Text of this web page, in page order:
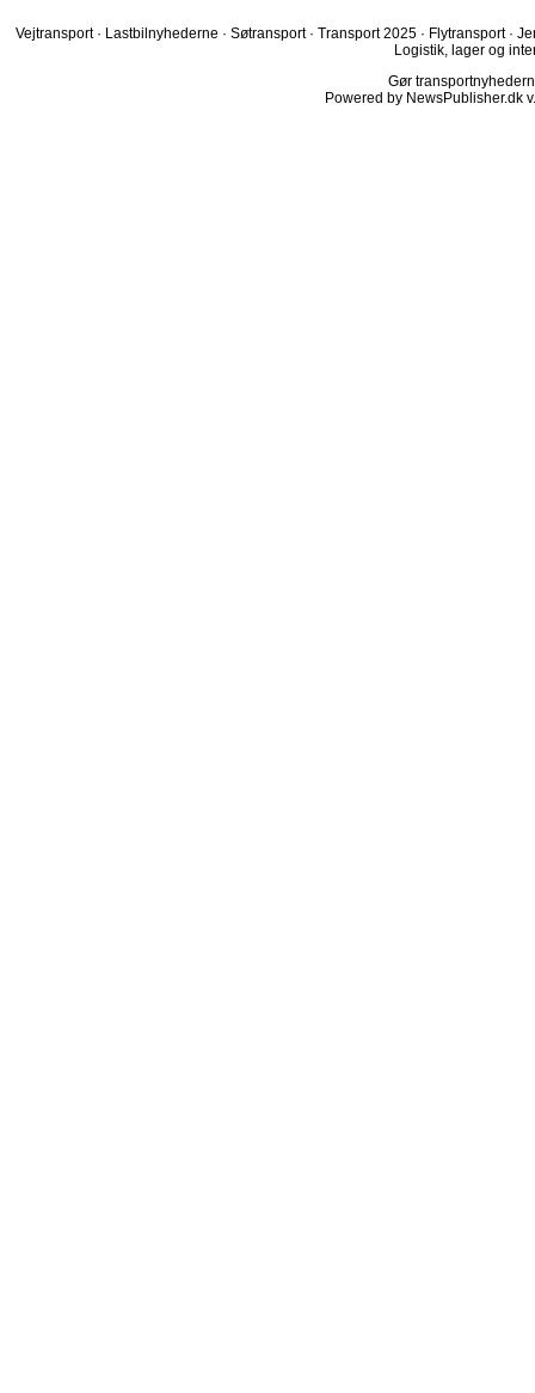
Vejtransport · Lastbilnyhederne · Søtransport · Transport 2025 · Flytransport ·
Logistik, lager og
Gør
Powered by NewsPublisher.dk